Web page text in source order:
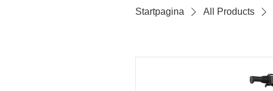
Startpagina All Products